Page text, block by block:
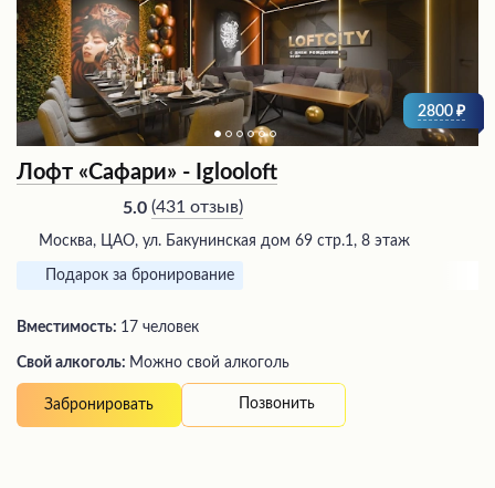
2800
Лофт «Сафари» - Iglooloft
5.0 (431 отзыв)
Москва, ЦАО, ул. Бакунинская дом 69 стр.1, 8 этаж
Подарок за бронирование
Вместимость: 17 человек
Свой алкоголь: Можно свой алкоголь
Забронировать Позвонить